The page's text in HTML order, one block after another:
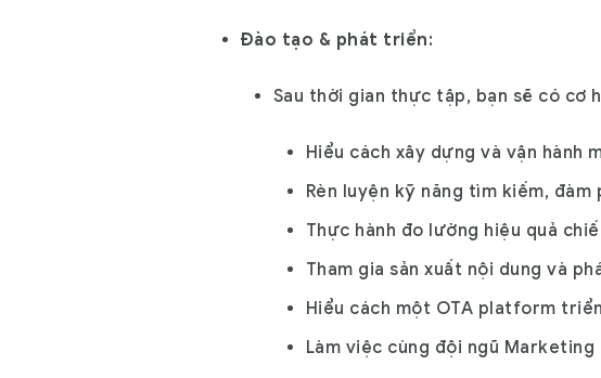
Đào tạo & phát triển:
Sau thời gian thực tập, bạn sẽ có cơ
Hiểu cách xây dựng và vận
Rèn luyện kỹ năng tìm kiếm,
Thực hành đo lường hiệu quả
Tham gia sản xuất nội dung và
Hiểu cách một OTA platform
Làm việc cùng đội ngũ